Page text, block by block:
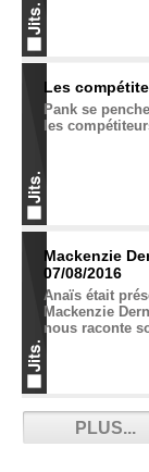
Les
Pank se
les
Mackenzie
07/08/2016
Anaïs était
Mackenzie
nous raconte
Da Silva au
Entretien avec
PLUS...